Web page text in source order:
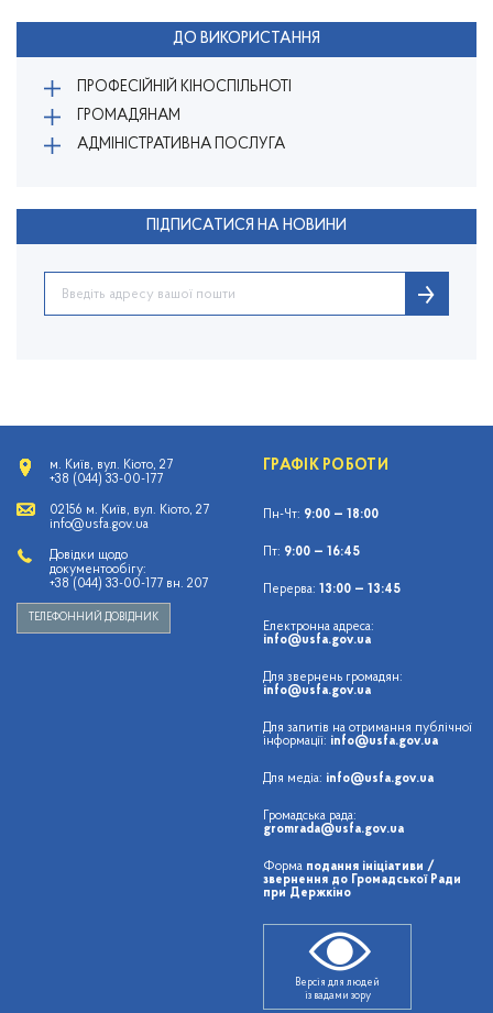
ДО ВИКОРИСТАННЯ
ПРОФЕСІЙНІЙ КІНОСПІЛЬНОТІ
ГРОМАДЯНАМ
АДМІНІСТРАТИВНА ПОСЛУГА
ПІДПИСАТИСЯ НА НОВИНИ
м. Київ, вул. Кіото, 27
+38 (044) 33-00-177
02156 м. Київ, вул. Кіото, 27
info@usfa.gov.ua
Довідки щодо
документообігу:
+38 (044) 33-00-177 вн. 207
ТЕЛЕФОННИЙ ДОВІДНИК
ГРАФІК РОБОТИ
Пн-Чт: 9:00 — 18:00
Пт: 9:00 — 16:45
Перерва: 13:00 — 13:45
Електронна адреса:
info@usfa.gov.ua
Для звернень громадян:
info@usfa.gov.ua
Для запитів на отримання публічної
інформації: info@usfa.gov.ua
Для медіа: info@usfa.gov.ua
Громадська рада:
gromrada@usfa.gov.ua
Форма подання ініціативи /
звернення до Громадської Ради
при Держкіно
Версія для людей
із вадами зору